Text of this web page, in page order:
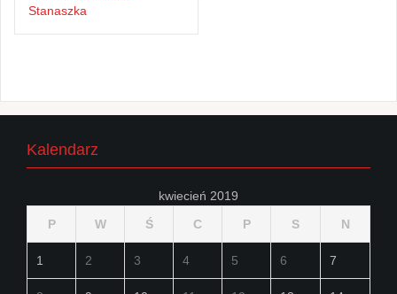
Stanaszka
Kalendarz
kwiecień 2019
P
W Ś C P S N
1 2 3 4 5 6 7